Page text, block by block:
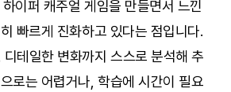
이퍼 캐주얼 게임을 만들면서 느낀
빠르게 진화하고 있다는 점입니다.
테일한 변화까지 스스로 분석해 추
로는 어렵거나, 학습에 시간이 필요